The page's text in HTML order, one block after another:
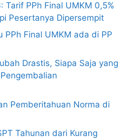
Tarif PPh Final UMKM 0,5%
Pesertanya Dipersempit
PPh Final UMKM ada di PP
Drastis, Siapa Saja yang
Pemberitahuan Norma di
Tahunan dari Kurang